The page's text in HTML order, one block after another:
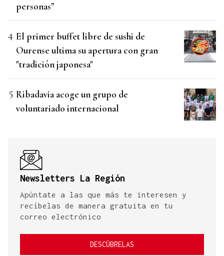
personas”
El primer buffet libre de sushi de
Ourense ultima su apertura con gran
"tradición japonesa"
Ribadavia acoge un grupo de
voluntariado internacional
Newsletters La Región
Apúntate a las que más te interesen y
recíbelas de manera gratuita en tu
correo electrónico
DESCÚBRELAS